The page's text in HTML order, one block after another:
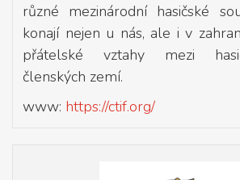
různé mezinárodní hasičské
konají nejen u nás, ale i v
přátelské vztahy mezi
členských zemí.
www: https://ctif.org/